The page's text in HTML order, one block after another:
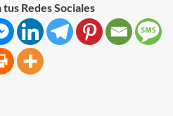
Redes Sociales